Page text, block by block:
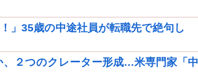
」35歳の中途社員が転職先で絶句し
、２つのクレーター形成…米専門家「中